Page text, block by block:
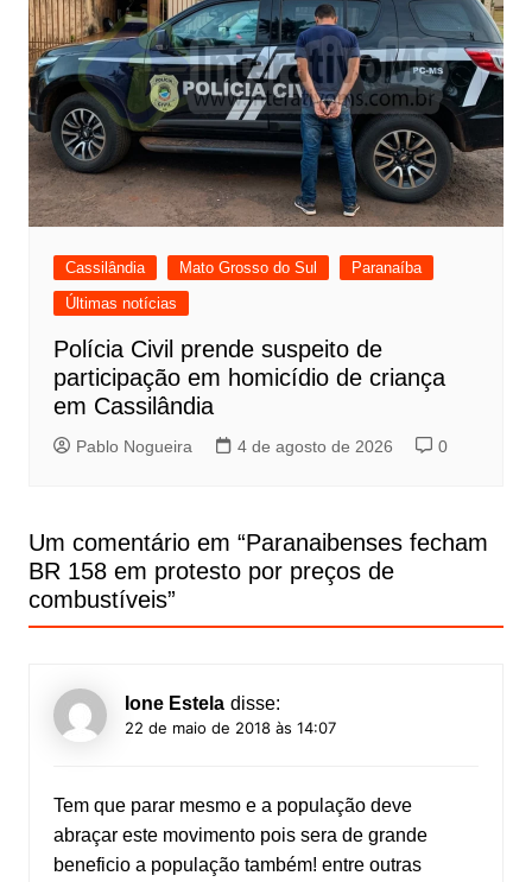
Cassilândia Mato Grosso do Sul
Paranaíba
Últimas notícias
Polícia Civil prende suspeito de
participação em homicídio de criança
em Cassilândia
Pablo Nogueira 4 de agosto de 2026 0
Um comentário em “Paranaibenses fecham
BR 158 em protesto por preços de
combustíveis”
Ione Estela disse:
22 de maio de 2018 às 14:07
Tem que parar mesmo e a população deve
abraçar este movimento pois sera de grande
beneficio a população também! entre outras